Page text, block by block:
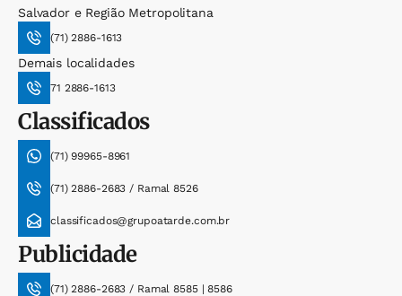
Salvador e Região Metropolitana
(71) 2886-1613
Demais localidades
71 2886-1613
Classificados
(71) 99965-8961
(71) 2886-2683 / Ramal 8526
classificados@grupoatarde.com.br
Publicidade
(71) 2886-2683 / Ramal 8585 | 8586